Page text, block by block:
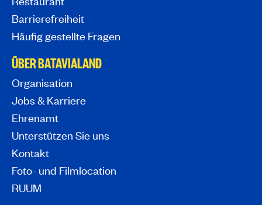
Barrierefreiheit
Häufig gestellte Fragen
ÜBER BATAVIALAND
Organisation
Jobs & Karriere
Ehrenamt
Unterstützen Sie uns
Kontakt
Foto- und Filmlocation
RUUM